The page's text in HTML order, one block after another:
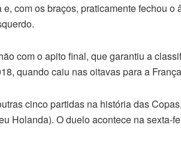
com os braços, praticamente fechou o
com o apito final, que garantiu a
quando caiu nas oitavas para a
cinco partidas na história das
Holanda). O duelo acontece na sexta-